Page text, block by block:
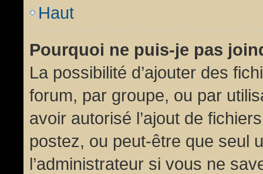
Haut
Pourquoi ne puis-je pas
La possibilité d’ajouter des
forum, par groupe, ou par
avoir autorisé l’ajout de
postez, ou peut-être que seul
l’administrateur si vous ne